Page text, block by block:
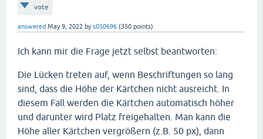
vote
answered May 9, 2022 bys050696 (350 points)
Ich kann mir die Frage jetzt selbst beantworten:
Die Lücken treten auf, wenn Beschriftungen so lang
sind, dass die Höhe der Kärtchen nicht ausreicht. In
diesem Fall werden die Kärtchen automatisch höher
und darunter wird Platz freigehalten. Man kann die
Höhe aller Kärtchen vergrößern (z.B. 50 px), dann